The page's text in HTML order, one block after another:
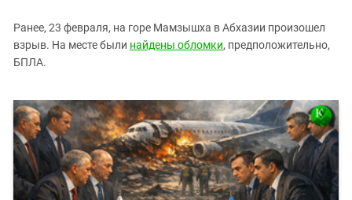
Ранее, 23 февраля, на горе Мамзышха в Абхазии произошел
взрыв. На месте были найдены обломки, предположительно,
БПЛА.